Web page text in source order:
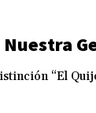
Nuestra
“El